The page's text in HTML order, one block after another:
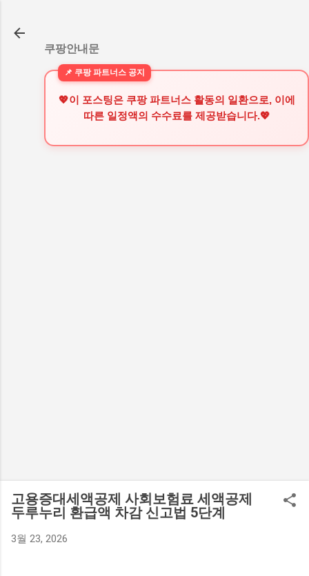
쿠팡안내문
💖이 포스팅은 쿠팡 파트너스 활동의 일환으로, 이에
따른 일정액의 수수료를 제공받습니다.💖
고용증대세액공제 사회보험료 세액공제
두루누리 환급액 차감 신고법 5단계
3월 23, 2026